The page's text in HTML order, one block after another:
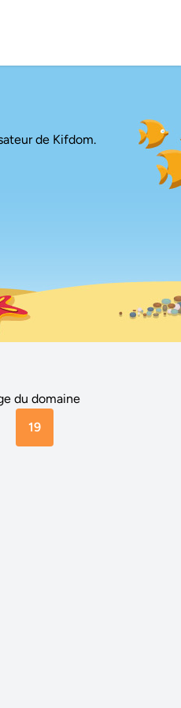
de Kifdom.
du domaine
19